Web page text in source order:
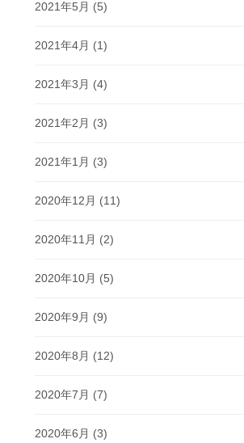
2021年5月 (5)
2021年4月 (1)
2021年3月 (4)
2021年2月 (3)
2021年1月 (3)
2020年12月 (11)
2020年11月 (2)
2020年10月 (5)
2020年9月 (9)
2020年8月 (12)
2020年7月 (7)
2020年6月 (3)